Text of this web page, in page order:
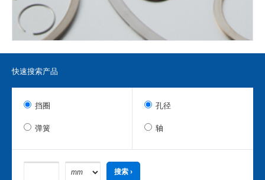
快速搜索产品
挡圈
弹簧
孔径
轴